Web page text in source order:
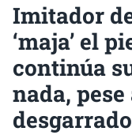
Imitador
‘maja’ el
continúa
nada,